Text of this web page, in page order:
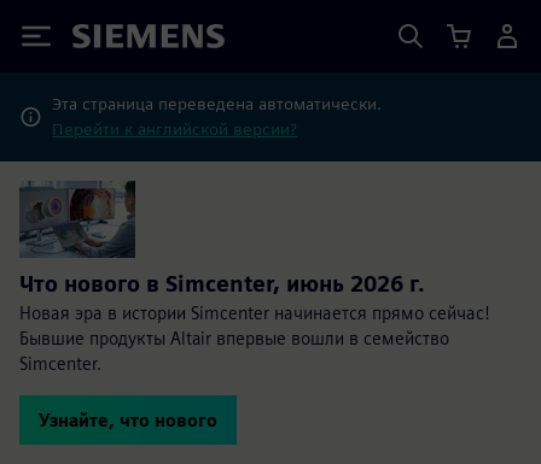
Siemens
Эта страница переведена автоматически.
Перейти к английской версии?
Что нового в Simcenter, июнь 2026 г.
Новая эра в истории Simcenter начинается прямо сейчас!
Бывшие продукты Altair впервые вошли в семейство
Simcenter.
Узнайте, что нового